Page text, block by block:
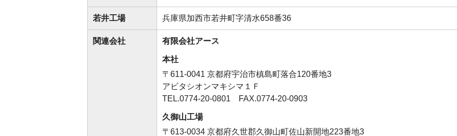
若井工場 兵庫県加西市若井町字清水658番36
関連会社 有限会社アース
本社
〒611-0041 京都府宇治市槙島町落合120番地3
アビタシオンマキシマ１Ｆ
TEL.0774-20-0801
FAX.0774-20-0903
久御山工場
〒613-0034 京都府久世郡久御山町佐山新開地223番地3